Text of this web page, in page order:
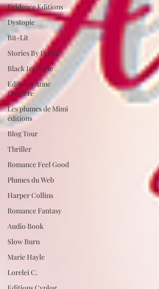
Evidence Editions
Dystopie
Bit-Lit
Stories By Fyctia
Black Ink Note
Editions Anne
Carrière
Les plumes de Mimi
éditions
Blog Tour
Thriller
Romance Feel Good
Plumes du Web
Harper Collins
Romance Fantasy
Audio Book
Slow Burn
Marie Hayle
Lorelei C.